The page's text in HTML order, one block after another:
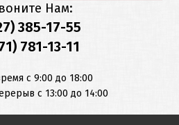
Нам:
385-17-55
781-13-11
с 9:00 до 18:00
с 13:00 до 14:00